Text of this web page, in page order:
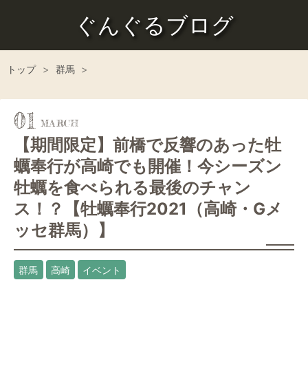
ぐんぐるブログ
トップ > 群馬 >
01
【期間限定】前橋で反響のあった牡
蠣奉行が高崎でも開催！今シーズン
牡蠣を食べられる最後のチャン
ス！？【牡蠣奉行2021（高崎・Gメ
ッセ群馬）】
群馬 高崎 イベント